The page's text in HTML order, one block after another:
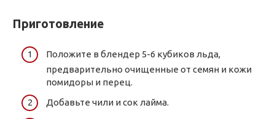
Приготовление
Положите в блендер 5-6 кубиков льда,
предварительно очищенные от семян и кожи
помидоры и перец.
Добавьте чили и сок лайма.